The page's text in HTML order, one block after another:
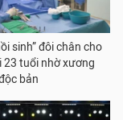
sinh” đôi chân cho
23 tuổi nhờ xương
bản